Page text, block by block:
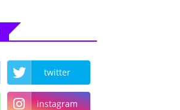
twitter
instagram